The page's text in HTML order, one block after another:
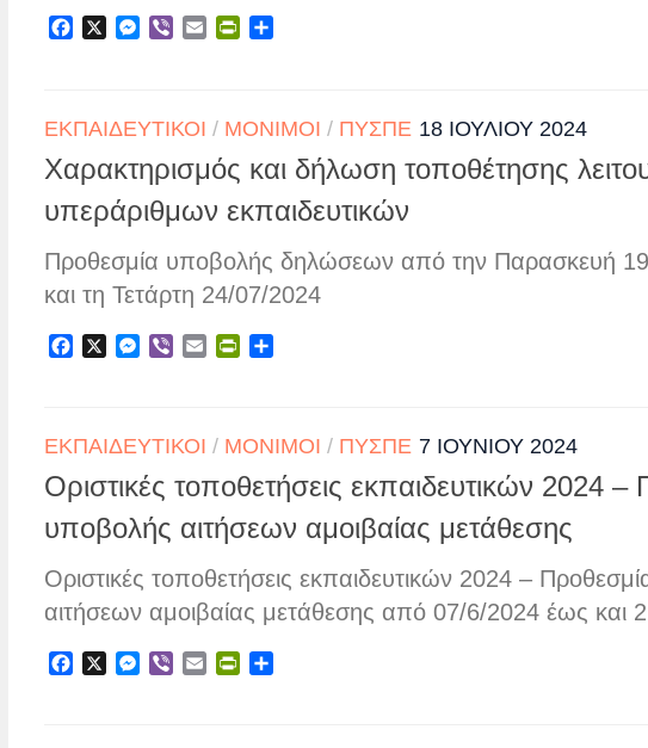
FacebookMessenger
Viber EmailPrintFriendly
ΕΚΠΑΙΔΕΥΤΙΚΟΊ / ΜΌΝΙΜΟΙ / ΠΥΣΠΕ 18 ΙΟΥΛΊΟΥ 2024
Χαρακτηρισμός και δήλωση τοποθέτησης
υπεράριθμων εκπαιδευτικών
Προθεσμία υποβολής δηλώσεων από την Παρασκευή
και τη Τετάρτη 24/07/2024
FacebookMessenger
Viber EmailPrintFriendly
ΕΚΠΑΙΔΕΥΤΙΚΟΊ / ΜΌΝΙΜΟΙ / ΠΥΣΠΕ 7 ΙΟΥΝΊΟΥ 2024
Οριστικές τοποθετήσεις εκπαιδευτικών 2024 –
υποβολής αιτήσεων αμοιβαίας μετάθεσης
Οριστικές τοποθετήσεις εκπαιδευτικών 2024 –
αιτήσεων αμοιβαίας μετάθεσης από 07/6/2024 έως και
FacebookMessenger
Viber EmailPrintFriendly